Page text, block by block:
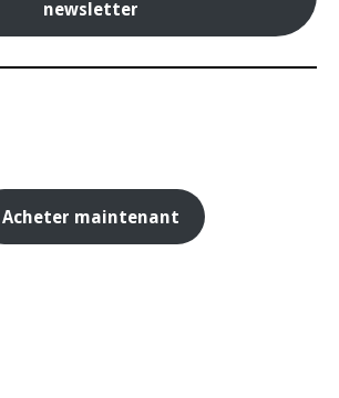
newsletter
Acheter maintenant